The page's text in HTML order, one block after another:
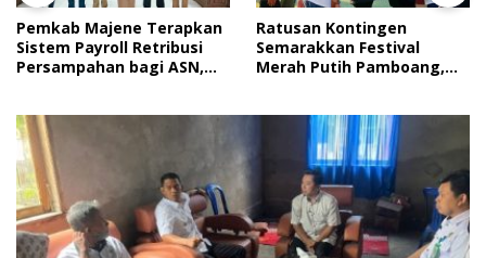
Pemkab Majene Terapkan
Sistem Payroll Retribusi
Persampahan bagi ASN,
Ratusan Kontingen
Semarakkan Festival
Merah Putih Pamboang,
Tanah Air